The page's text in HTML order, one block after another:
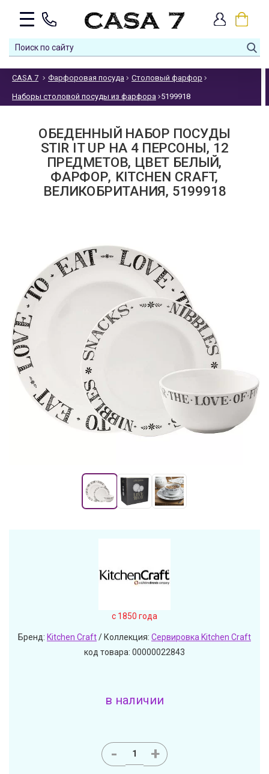
CASA 7 Фарфоровая посуда Столовый фарфор
Наборы столовой посуды из фарфора 5199918
ОБЕДЕННЫЙ НАБОР ПОСУДЫ
STIR IT UP НА 4 ПЕРСОНЫ, 12
ПРЕДМЕТОВ, ЦВЕТ БЕЛЫЙ,
ФАРФОР, KITCHEN CRAFT,
ВЕЛИКОБРИТАНИЯ, 5199918
c 1850 года
Бренд: Kitchen Craft/ Коллекция: Сервировка Kitchen Craft
код товара: 00000022843
в наличии
- +